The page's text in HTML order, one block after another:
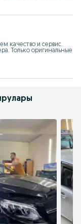
качество и сервис.
Только оригинальные